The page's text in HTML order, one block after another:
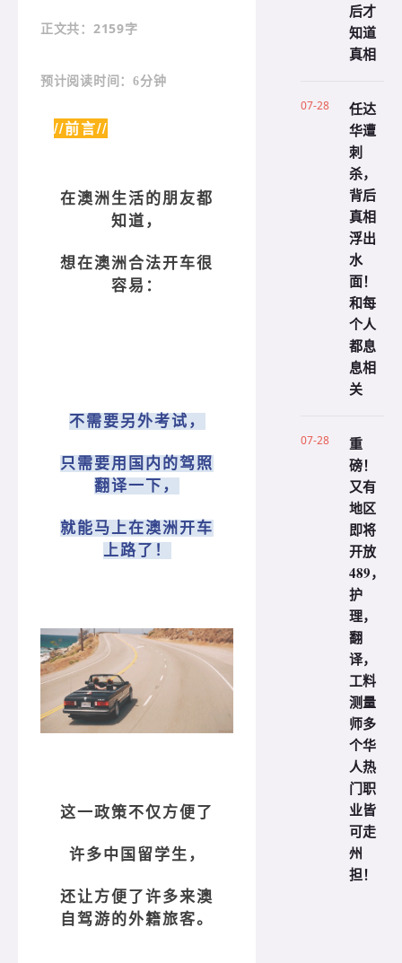
正文共 ：2159字
预计阅读时间：6分钟
//前言//
在澳洲生活的朋友都
知道，
想在澳洲合法开车很
容易：
不需要另外考试，
只需要用国内的驾照
翻译一下，
就能马上在澳洲开车
上路了！
这一政策不仅方便了
许多中国留学生，
还让方便了许多来澳
自驾游的外籍旅客。
后才
知道
真相
07-28
任达
华遭
刺
杀，
背后
真相
浮出
水
面！
和每
个人
都息
息相
关
07-28
重
磅！
又有
地区
即将
开放
489，
护
理，
翻
译，
工料
测量
师多
个华
人热
门职
业皆
可走
州
担！